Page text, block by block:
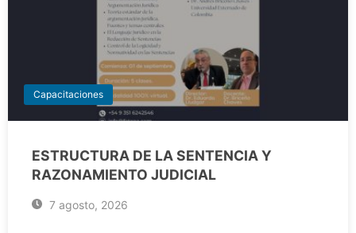
Capacitaciones
ESTRUCTURA DE LA SENTENCIA Y
RAZONAMIENTO JUDICIAL
7 agosto, 2026